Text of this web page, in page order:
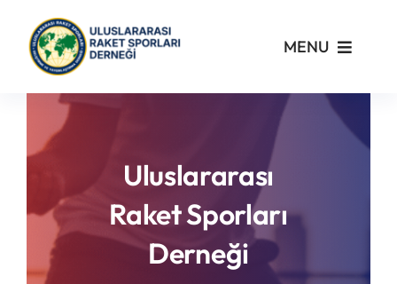
content
MENU
Kurumsal
Yönetmelikler
Turnuvalar
PickleFast
Uluslararası
Raket Sporları
Derneği